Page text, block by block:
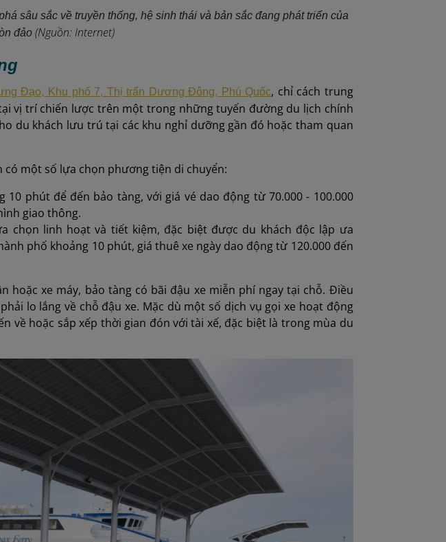
sâu sắc về truyền thống, hệ sinh thái và bản sắc đang phát triển của
đảo (Nguồn: Internet)
Đạo, Khu phố 7, Thị trấn Dương Đông, Phú Quốc, chỉ cách trung
vị trí chiến lược trên một trong những tuyến đường du lịch chính
du khách lưu trú tại các khu nghỉ dưỡng gần đó hoặc tham quan
một số lựa chọn phương tiện di chuyển:
10 phút để đến bảo tàng, với giá vé dao động từ 70.000 - 100.000
giao thông.
chọn linh hoạt và tiết kiệm, đặc biệt được du khách độc lập ưa
phố khoảng 10 phút, giá thuê xe ngày dao động từ 120.000 đến
hoặc xe máy, bảo tàng có bãi đậu xe miễn phí ngay tại chỗ. Điều
lo lắng về chỗ đậu xe. Mặc dù một số dịch vụ gọi xe hoạt động
về hoặc sắp xếp thời gian đón với tài xế, đặc biệt là trong mùa du